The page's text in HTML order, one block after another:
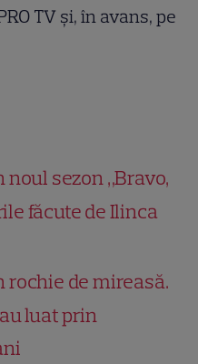
TV și, în avans, pe
sezon „Bravo,
făcute de Ilinca
rochie de mireasă.
luat prin